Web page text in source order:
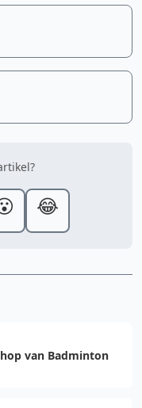
😂
van Badminton